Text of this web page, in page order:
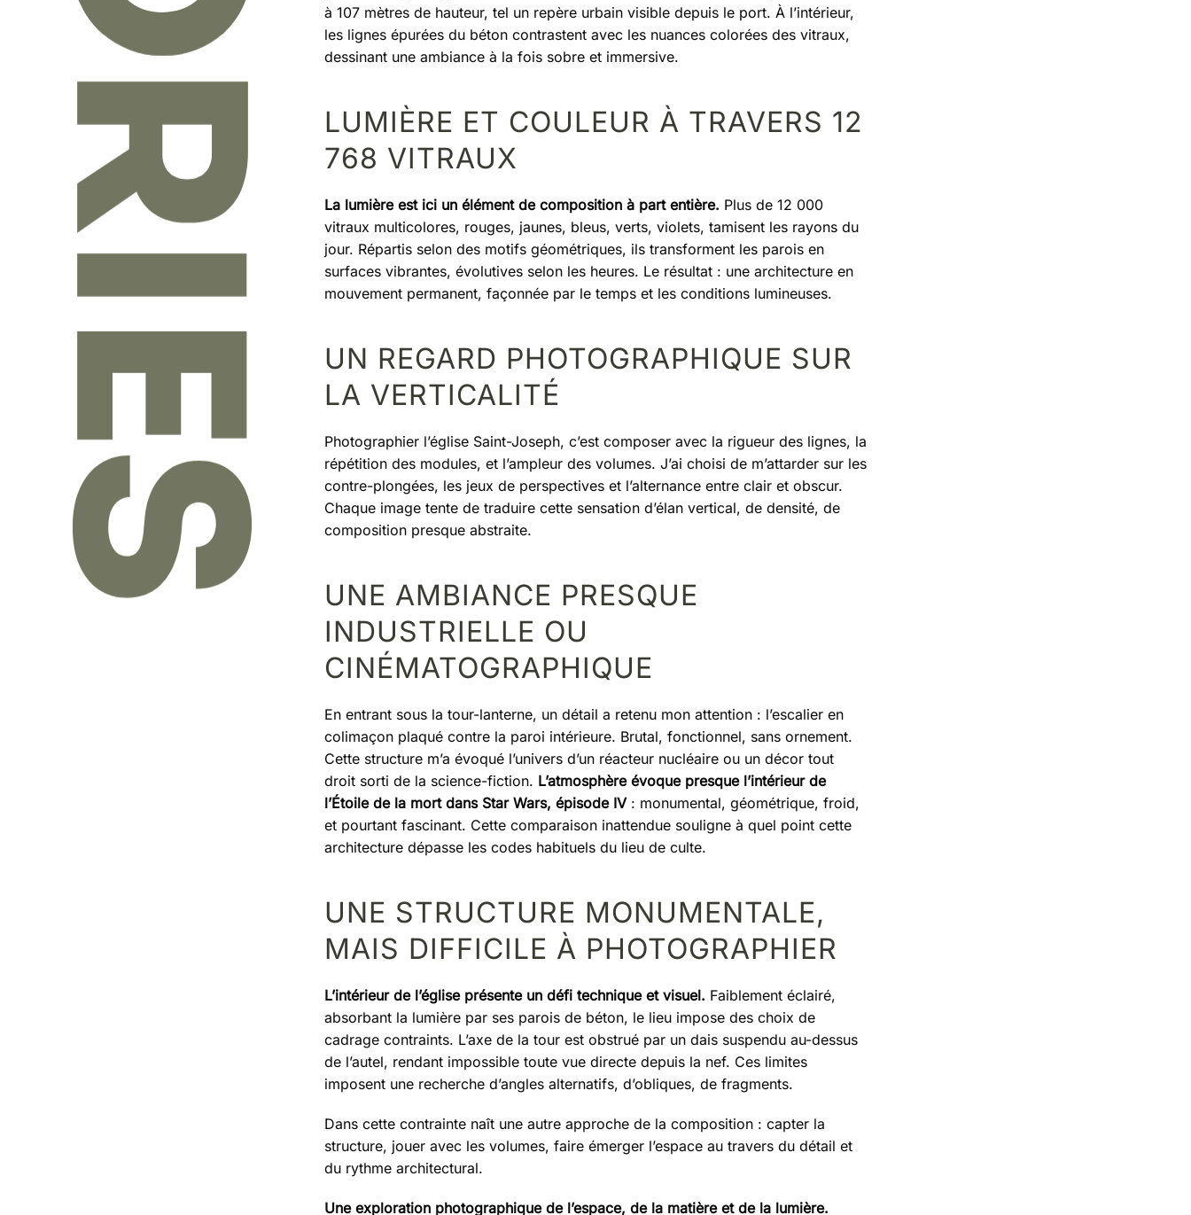
à 107 mètres de hauteur, tel un repère urbain visible depuis le port. À l’intérieur,
les lignes épurées du béton contrastent avec les nuances colorées des vitraux,
dessinant une ambiance à la fois sobre et immersive.
LUMIÈRE ET COULEUR À TRAVERS 12
768 VITRAUX
La lumière est ici un élément de composition à part entière. Plus de 12 000
vitraux multicolores, rouges, jaunes, bleus, verts, violets, tamisent les rayons du
jour. Répartis selon des motifs géométriques, ils transforment les parois en
surfaces vibrantes, évolutives selon les heures. Le résultat : une architecture en
mouvement permanent, façonnée par le temps et les conditions lumineuses.
UN REGARD PHOTOGRAPHIQUE SUR
LA VERTICALITÉ
Photographier l’église Saint-Joseph, c’est composer avec la rigueur des lignes, la
répétition des modules, et l’ampleur des volumes. J’ai choisi de m’attarder sur les
contre-plongées, les jeux de perspectives et l’alternance entre clair et obscur.
Chaque image tente de traduire cette sensation d’élan vertical, de densité, de
composition presque abstraite.
UNE AMBIANCE PRESQUE
INDUSTRIELLE OU
CINÉMATOGRAPHIQUE
En entrant sous la tour-lanterne, un détail a retenu mon attention : l’escalier en
colimaçon plaqué contre la paroi intérieure. Brutal, fonctionnel, sans ornement.
Cette structure m’a évoqué l’univers d’un réacteur nucléaire ou un décor tout
droit sorti de la science-fiction. L’atmosphère évoque presque l’intérieur de
l’Étoile de la mort dans Star Wars, épisode IV: monumental, géométrique, froid,
et pourtant fascinant. Cette comparaison inattendue souligne à quel point cette
architecture dépasse les codes habituels du lieu de culte.
UNE STRUCTURE MONUMENTALE,
MAIS DIFFICILE À PHOTOGRAPHIER
L’intérieur de l’église présente un défi technique et visuel. Faiblement éclairé,
absorbant la lumière par ses parois de béton, le lieu impose des choix de
cadrage contraints. L’axe de la tour est obstrué par un dais suspendu au-dessus
de l’autel, rendant impossible toute vue directe depuis la nef. Ces limites
imposent une recherche d’angles alternatifs, d’obliques, de fragments.
Dans cette contrainte naît une autre approche de la composition : capter la
structure, jouer avec les volumes, faire émerger l’espace au travers du détail et
du rythme architectural.
Une exploration photographique de l’espace, de la matière et de la lumière.